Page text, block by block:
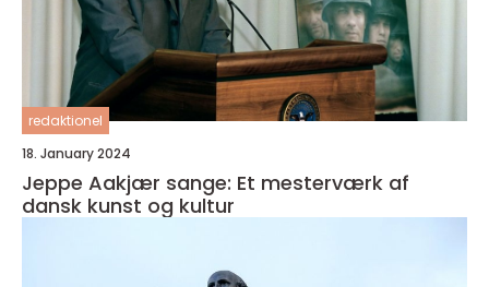
redaktionel
18. January 2024
Jeppe Aakjær sange: Et mesterværk af
dansk kunst og kultur